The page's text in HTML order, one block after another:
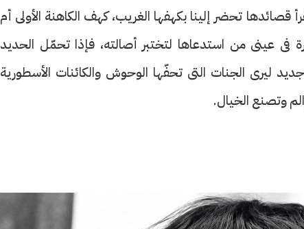
تحضر إلينا بكهفها الغريب، كهف الكاهنة الأولى أم
فى عينى من استدعاها لتختبر أصالته، فإذا تحمّل الحديد
ليرى الجنات التى تحفّها الوحوش والكائنات الأسطورية
وتصنع الخيال.